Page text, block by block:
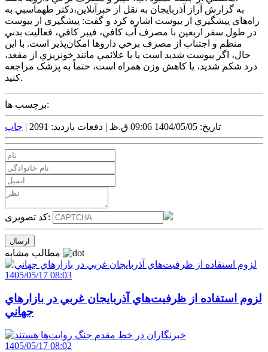
به گزارش آراز آذربايجان به نقل از خبرآنلاين،دکتر طهماسبي به
راه‌هاي پيشگيري از يبوست اشاره کرد و گفت: پيشگيري از يبوست
در طول سفر اربعين با مصرف آب کافي، فيبر کافي، فعاليت بدني
منظم و اجتناب از مصرف برخي داروها امکان‌پذير است. با اين
حال، اگر يبوست شديد است يا با علائمي مانند خونريزي از مقعد،
درد شکم شديد، يا کاهش وزن همراه است، حتماً به پزشک مراجعه
کنيد.
برچسب ها:
تاریخ: 1404/05/05 09:06 ق.ظ | دفعات بازدید: 2091 | چاپ
کد تصویری:
1405/05/17 08:03
لزوم استفاده از ظرفيت‌هاي آذربايجان غربي در بازارهاي
جهاني
1405/05/17 08:02